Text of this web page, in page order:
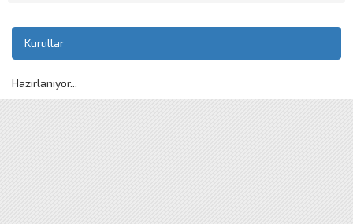
Kurullar
Hazırlanıyor...